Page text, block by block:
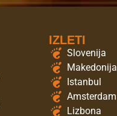
IZLETI
Slovenija
Makedonija
Istanbul
Amsterdam
Lizbona